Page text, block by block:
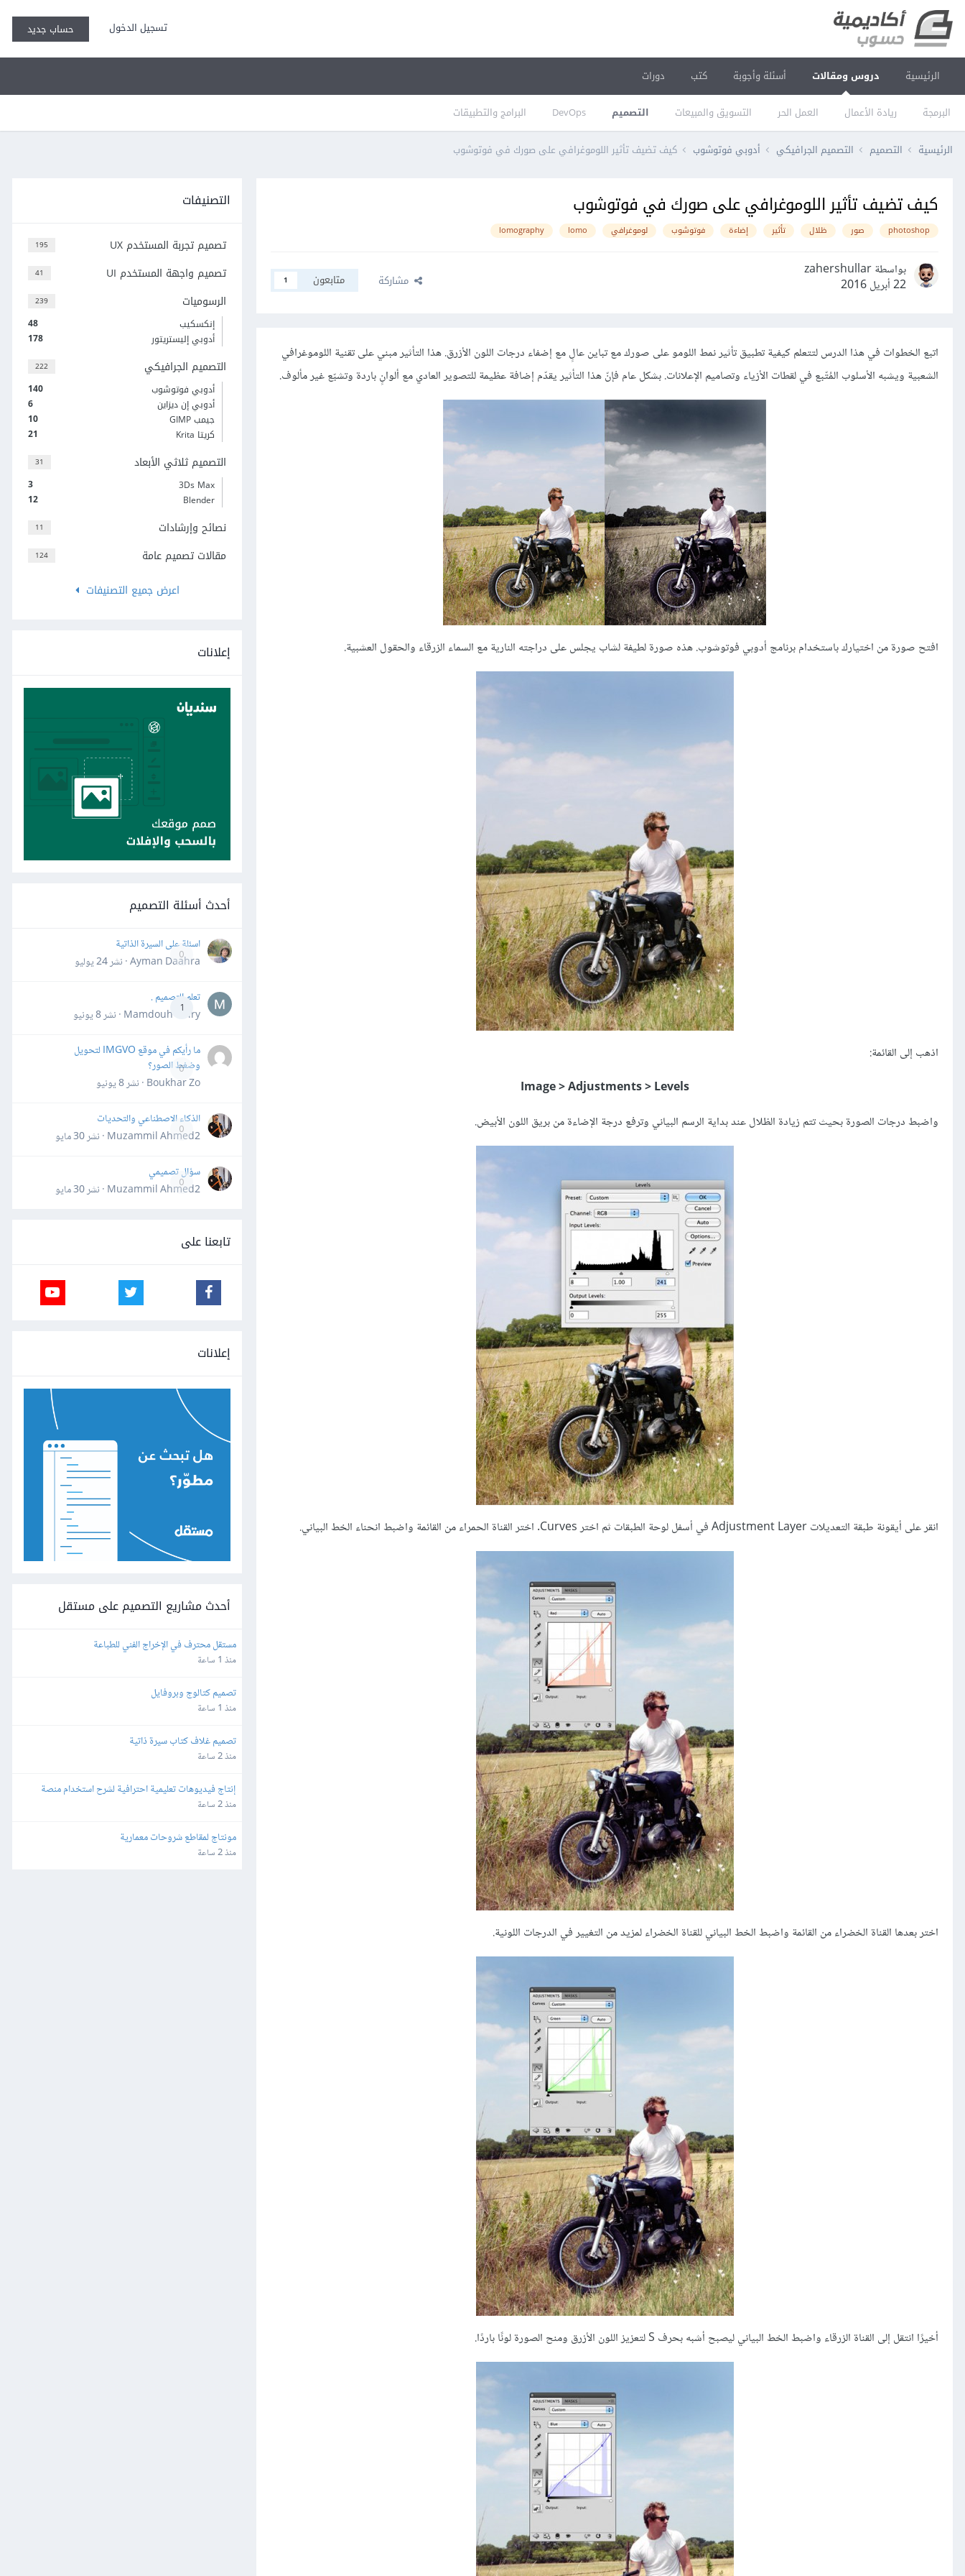
تسجيل الدخول حساب جديد
الرئيسية دروس ومقالات
البرمجة ريادة الأعمال العمل الحر التسويق والمبيعات التصميم DevOps البرامج والتطبيقات
أسئلة وأجوبة كتب دورات
الرئيسية التصميم التصميم الجرافيكي أدوبي فوتوشوب كيف تضيف تأثير اللوموغرافي على صورك في فوتوشوب
كيف تضيف تأثير اللوموغرافي على صورك في فوتوشوب
photoshop صور ظلال تأثير إضاءة فوتوشوب لوموغرافي lomo
lomography
بواسطة zahershullar
22 أبريل 2016
مشاركة متابعون 1
اتبع الخطوات في هذا الدرس لتتعلم كيفية تطبيق تأثير نمط اللومو على صورك مع تباين عالٍ مع إضفاء درجات اللون الأزرق. هذا التأثير مبني على تقنية اللوموغرافي
الشعبية ويشبه الأسلوب المُتّبع في لقطات الأزياء وتصاميم الإعلانات. بشكل عام فإنّ هذا التأثير يقدّم إضافة عظيمة للتصوير العادي مع ألوانٍ باردة وتشبّع غير مألوف.
افتح صورة من اختيارك باستخدام برنامج أدوبي فوتوشوب. هذه صورة لطيفة لشاب يجلس على دراجته النارية مع السماء الزرقاء والحقول العشبية.
اذهب إلى القائمة:
Image > Adjustments > Levels
واضبط درجات الصورة بحيث تتم زيادة الظلال عند بداية الرسم البياني وترفع درجة الإضاءة من بريق اللون الأبيض.
انقر على أيقونة طبقة التعديلات Adjustment Layer في أسفل لوحة الطبقات ثم اختر Curves. اختر القناة الحمراء من القائمة واضبط انحناء الخط البياني.
اختر بعدها القناة الخضراء من القائمة واضبط الخط البياني للقناة الخضراء لمزيد من التغيير في الدرجات اللونية.
أخيرًا انتقل إلى القناة الزرقاء واضبط الخط البياني ليصبح أشبه بحرف S لتعزيز اللون الأزرق ومنح الصورة لونًا باردًا.
التصنيفات
195 تصميم تجربة المستخدم UX
41 تصميم واجهة المستخدم UI
239 الرسوميات
48
إنكسكيب
178
أدوبي إليستريتور
222 التصميم الجرافيكي
140
أدوبي فوتوشوب
6
أدوبي إن ديزاين
10
جيمب GIMP
21
كريتا Krita
31 التصميم ثلاثي الأبعاد
3
3Ds Max
12
Blender
11 نصائح وإرشادات
124
مقالات تصميم عامة
اعرض جميع التصنيفات
إعلانات
أحدث أسئلة التصميم
0
اسئلة على السيرة الذاتية
Ayman Daahra · نشر
24 يوليو
1
تعلم التصميم .
Mamdouh Khiry · نشر
8 يونيو
0
ما رأيكم في موقع IMGVO لتحويل
وضغط الصور؟
Boukhar Zo · نشر
8 يونيو
0
الذكاء الاصطناعي والتحديات
Muzammil Ahmed2 · نشر
30 مايو
0
سؤال تصميمي
Muzammil Ahmed2 · نشر
30 مايو
تابعنا على
إعلانات
أحدث مشاريع التصميم على مستقل
مستقل محترف في الإخراج الفني للطباعة
منذ 1 ساعة
تصميم كتالوج وبروفايل
منذ 1 ساعة
تصميم غلاف كتاب سيرة ذاتية
منذ 2 ساعة
إلكترونية (Screen Recording Tutorial)
منذ 2 ساعة
مونتاج لمقاطع شروحات معمارية
منذ 2 ساعة